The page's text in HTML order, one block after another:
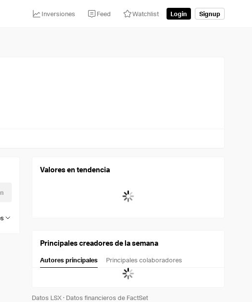
Inversiones Feed Watchlist Login Signup
Valores en tendencia
Principales creadores de la semana
Autores principales Principales colaboradores
Datos LSX· Datos financieros de FactSet